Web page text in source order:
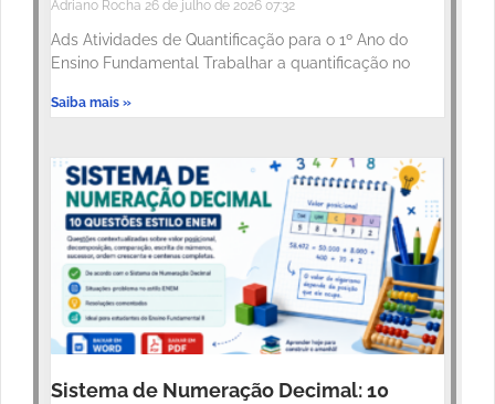
Adriano Rocha 26 de julho de 2026 07:32
Ads Atividades de Quantificação para o 1º Ano do
Ensino Fundamental Trabalhar a quantificação no
Saiba mais »
Sistema de Numeração Decimal: 10